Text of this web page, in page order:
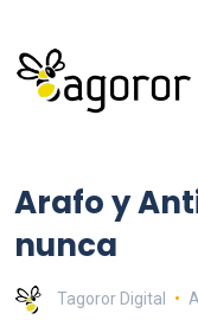
Arafo y
nunca
Tagoror Digital